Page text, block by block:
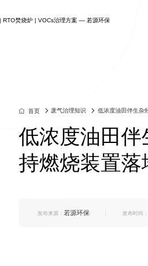
RTO焚烧炉 | VOCs治理方案 — 若源环保
治理方案
治理方案
方案
方案
方案
方案
方案首页 废气治理知识 低浓度油田伴生杂
低浓度油田
持燃烧装置落
发布来源： 若源环保 发布时间